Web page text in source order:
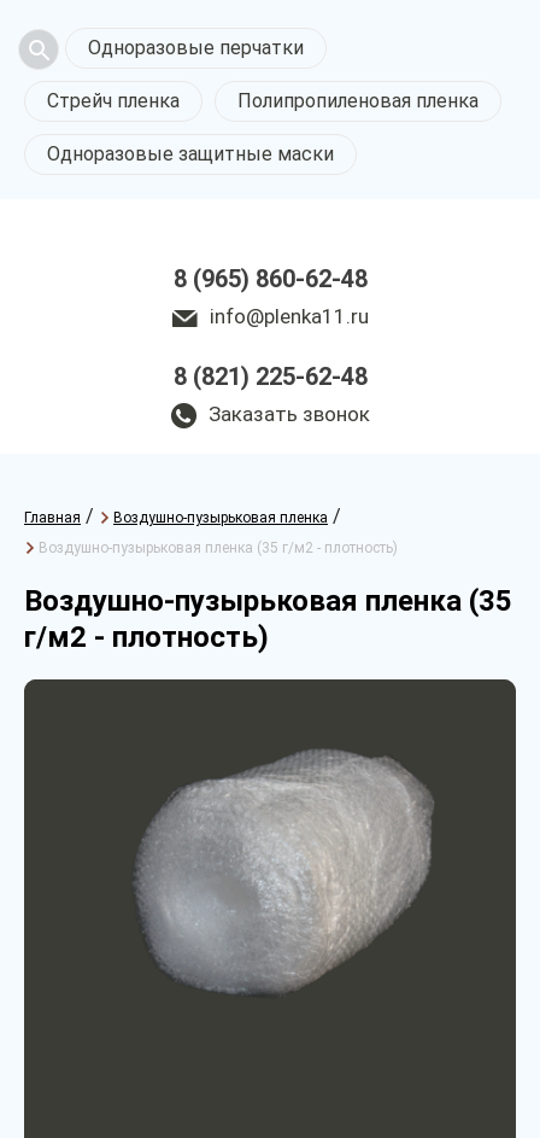
Одноразовые перчатки
Стрейч пленка Полипропиленовая пленка
Одноразовые защитные маски
8 (965) 860-62-48
info@plenka11.ru
8 (821) 225-62-48
Заказать звонок
Главная / Воздушно-пузырьковая пленка /
Воздушно-пузырьковая пленка (35 г/м2 - плотность)
Воздушно-пузырьковая пленка (35
г/м2 - плотность)